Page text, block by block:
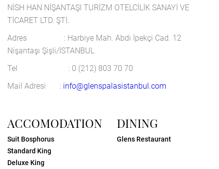
NİSH HAN NİŞANTAŞI TURİZM OTELCİLİK SANAYİ VE
TİCARET LTD. ŞTİ.
Adres : Harbiye Mah. Abdi İpekçi Cad. 12
Nişantaşı Şişli/İSTANBUL
Tel : 0 (212) 803 70 70
Mail Adresi : info@glenspalasistanbul.com
ACCOMODATION
Suit Bosphorus
Standard King
Deluxe King
DINING
Glens Restaurant